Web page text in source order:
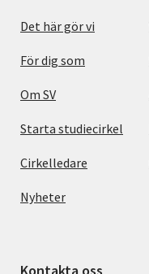
Det här gör vi
För dig som
Om SV
Starta studiecirkel
Cirkelledare
Nyheter
Kontakta oss